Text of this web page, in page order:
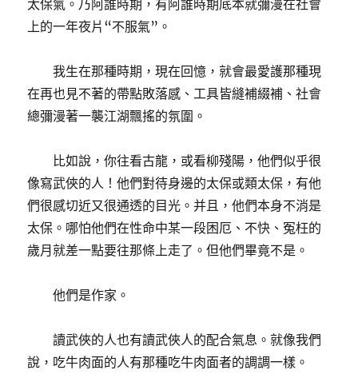
太保氣。乃阿誰時期，有阿誰時期底本就彌漫在社會
上的一年夜片“不服氣”。
我生在那種時期，現在回憶，就會最愛護那種現
在再也見不著的帶點敗落感、工具皆縫補綴補、社會
總彌漫著一襲江湖飄搖的氛圍。
比如說，你往看古龍，或看柳殘陽，他們似乎很
像寫武俠的人！他們對待身邊的太保或類太保，有他
們很感切近又很通透的目光。并且，他們本身不消是
太保。哪怕他們在性命中某一段困厄、不快、冤枉的
歲月就差一點要往那條上走了。但他們畢竟不是。
他們是作家。
讀武俠的人也有讀武俠人的配合氣息。就像我們
說，吃牛肉面的人有那種吃牛肉面者的調調一樣。